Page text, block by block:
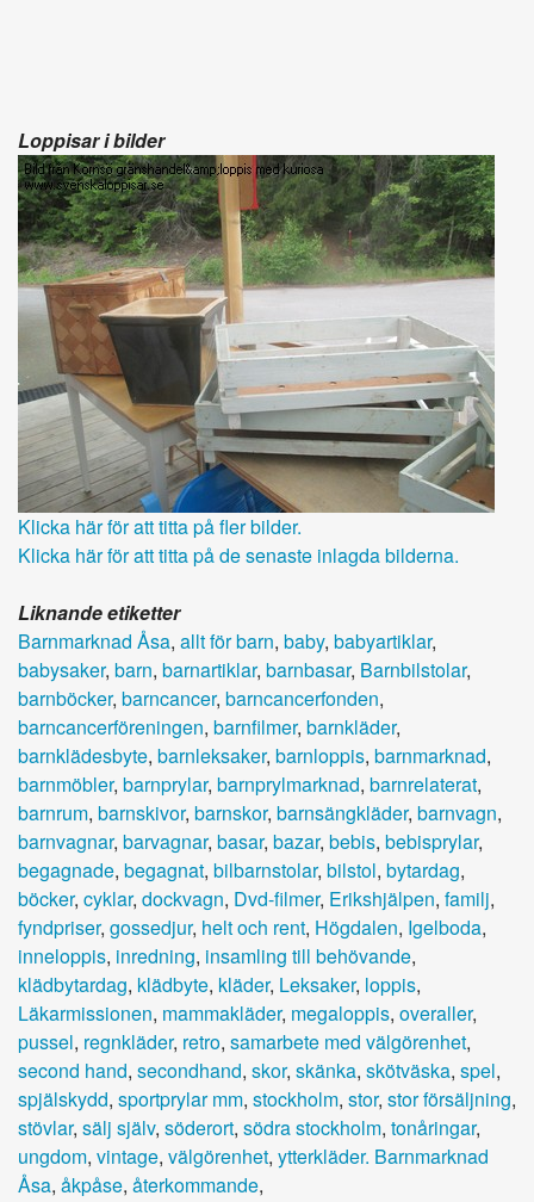
Loppisar i bilder
Klicka här för att titta på fler bilder.
Klicka här för att titta på de senaste inlagda bilderna.
Liknande etiketter
Barnmarknad Åsa, allt för barn, baby, babyartiklar,
babysaker, barn, barnartiklar, barnbasar, Barnbilstolar,
barnböcker, barncancer, barncancerfonden,
barncancerföreningen, barnfilmer, barnkläder,
barnklädesbyte, barnleksaker, barnloppis, barnmarknad,
barnmöbler, barnprylar, barnprylmarknad, barnrelaterat,
barnrum, barnskivor, barnskor, barnsängkläder, barnvagn,
barnvagnar, barvagnar, basar, bazar, bebis, bebisprylar,
begagnade, begagnat, bilbarnstolar, bilstol, bytardag,
böcker, cyklar, dockvagn, Dvd-filmer, Erikshjälpen, familj,
fyndpriser, gossedjur, helt och rent, Högdalen, Igelboda,
inneloppis, inredning, insamling till behövande,
klädbytardag, klädbyte, kläder, Leksaker, loppis,
Läkarmissionen, mammakläder, megaloppis, overaller,
pussel, regnkläder, retro, samarbete med välgörenhet,
second hand, secondhand, skor, skänka, skötväska, spel,
spjälskydd, sportprylar mm, stockholm, stor, stor försäljning,
stövlar, sälj själv, söderort, södra stockholm, tonåringar,
ungdom, vintage, välgörenhet, ytterkläder. Barnmarknad
Åsa, åkpåse, återkommande,